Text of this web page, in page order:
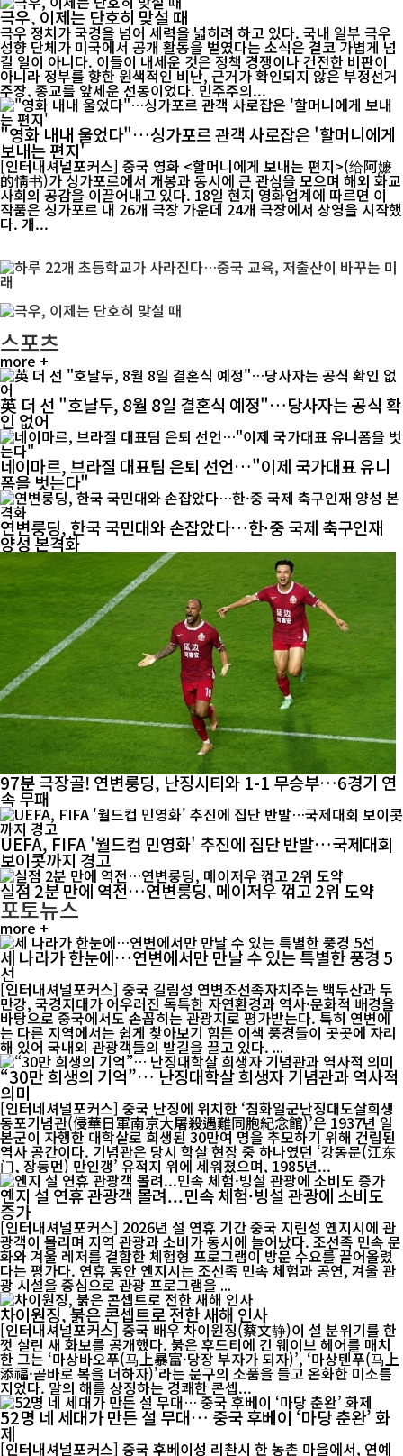
극우, 이제는 단호히 맞설 때
극우 정치가 국경을 넘어 세력을 넓히려 하고 있다. 국내 일부 극우
성향 단체가 미국에서 공개 활동을 벌였다는 소식은 결코 가볍게 넘
길 일이 아니다. 이들이 내세운 것은 정책 경쟁이나 건전한 비판이
아니라 정부를 향한 원색적인 비난, 근거가 확인되지 않은 부정선거
주장, 종교를 앞세운 선동이었다. 민주주의...
"영화 내내 울었다"…싱가포르 관객 사로잡은 '할머니에게
보내는 편지'
[인터내셔널포커스] 중국 영화 <할머니에게 보내는 편지>(给阿嬷
的情书)가 싱가포르에서 개봉과 동시에 큰 관심을 모으며 해외 화교
사회의 공감을 이끌어내고 있다. 18일 현지 영화업계에 따르면 이
작품은 싱가포르 내 26개 극장 가운데 24개 극장에서 상영을 시작했
다. 개...
스포츠
more +
英 더 선 "호날두, 8월 8일 결혼식 예정"…당사자는 공식 확
인 없어
네이마르, 브라질 대표팀 은퇴 선언…"이제 국가대표 유니
폼을 벗는다"
연변룽딩, 한국 국민대와 손잡았다…한·중 국제 축구인재
양성 본격화
97분 극장골! 연변룽딩, 난징시티와 1-1 무승부…6경기 연
속 무패
UEFA, FIFA '월드컵 민영화' 추진에 집단 반발…국제대회
보이콧까지 경고
실점 2분 만에 역전…연변룽딩, 메이저우 꺾고 2위 도약
포토뉴스
more +
세 나라가 한눈에…연변에서만 만날 수 있는 특별한 풍경 5
선
[인터내셔널포커스] 중국 길림성 연변조선족자치주는 백두산과 두
만강, 국경지대가 어우러진 독특한 자연환경과 역사·문화적 배경을
바탕으로 중국에서도 손꼽히는 관광지로 평가받는다. 특히 연변에
는 다른 지역에서는 쉽게 찾아보기 힘든 이색 풍경들이 곳곳에 자리
해 있어 국내외 관광객들의 발길을 끌고 있다. ...
“30만 희생의 기억”… 난징대학살 희생자 기념관과 역사적
의미
[인터네셔널포커스] 중국 난징에 위치한 ‘침화일군난징대도살희생
동포기념관(侵華日軍南京大屠殺遇難同胞紀念館)’은 1937년 일
본군이 자행한 대학살로 희생된 30만여 명을 추모하기 위해 건립된
역사 공간이다. 기념관은 당시 학살 현장 중 하나였던 ‘강동문(江东
门, 장둥먼) 만인갱’ 유적지 위에 세워졌으며, 1985년...
옌지 설 연휴 관광객 몰려...민속 체험·빙설 관광에 소비도
증가
[인터내셔널포커스] 2026년 설 연휴 기간 중국 지린성 옌지시에 관
광객이 몰리며 지역 관광과 소비가 동시에 늘어났다. 조선족 민속 문
화와 겨울 레저를 결합한 체험형 프로그램이 방문 수요를 끌어올렸
다는 평가다. 연휴 동안 옌지시는 조선족 민속 체험과 공연, 겨울 관
광 시설을 중심으로 관광 프로그램을 ...
차이원징, 붉은 콘셉트로 전한 새해 인사
[인터내셔널포커스] 중국 배우 차이원징(蔡文静)이 설 분위기를 한
껏 살린 새 화보를 공개했다. 붉은 후드티에 긴 웨이브 헤어를 매치
한 그는 ‘마상바오푸(马上暴富·당장 부자가 되자)’, ‘마상톈푸(马上
添福·곧바로 복을 더하자)’라는 문구의 소품을 들고 온화한 미소를
지었다. 말의 해를 상징하는 경쾌한 콘셉...
52명 네 세대가 만든 설 무대… 중국 후베이 ‘마당 춘완’ 화
제
[인터내셔널포커스] 중국 후베이성 리촨시 한 농촌 마을에서, 연예